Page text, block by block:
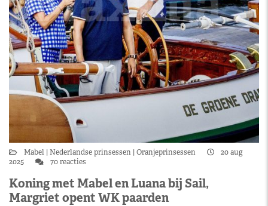
Mabel Nederlandse prinsessen Oranjeprinsessen
20 aug
2025
70 reacties
Koning met Mabel en Luana bij Sail,
Margriet opent WK paarden